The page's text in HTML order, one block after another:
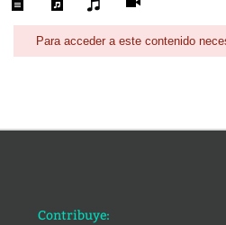
Para acceder a este contenido
Contribuye: